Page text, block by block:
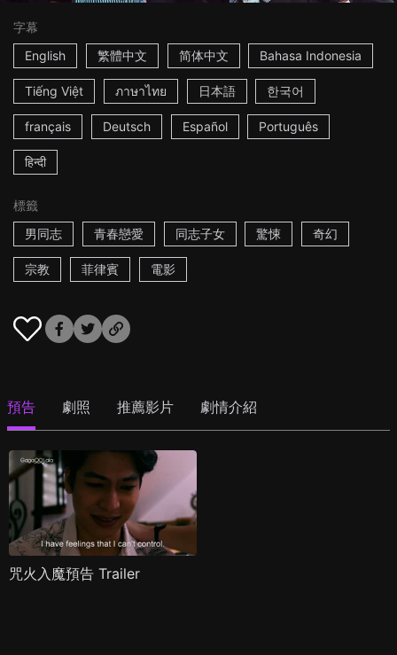
字幕
English
繁體中文 简体中文 Bahasa Indonesia
Tiếng Việt ภาษาไทย 日本語 한국어
français Deutsch Español Português
हिन्दी
標籤
男同志
青春戀愛 同志子女 驚悚 奇幻
宗教 菲律賓 電影
預告 劇照 推薦影片 劇情介紹
咒火入魔預告 Trailer